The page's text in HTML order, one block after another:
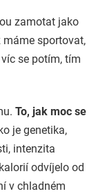
zamotat jako
máme sportovat,
se potím, tím
To, jak moc se
je genetika,
intenzita
odvíjelo od
v chladném